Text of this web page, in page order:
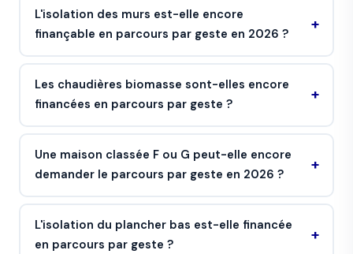
L'isolation des murs est-elle encore
finançable en parcours par geste en 2026 ?
Les chaudières biomasse sont-elles encore
financées en parcours par geste ?
Une maison classée F ou G peut-elle encore
demander le parcours par geste en 2026 ?
L'isolation du plancher bas est-elle financée
en parcours par geste ?